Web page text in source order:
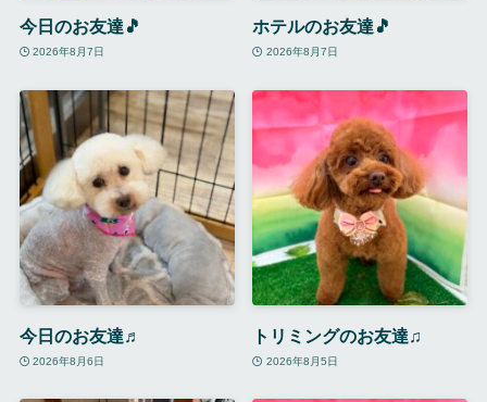
今日のお友達🎵
2026年8月7日
ホテルのお友達🎵
2026年8月7日
今日のお友達♬
2026年8月6日
トリミングのお友達♫
2026年8月5日